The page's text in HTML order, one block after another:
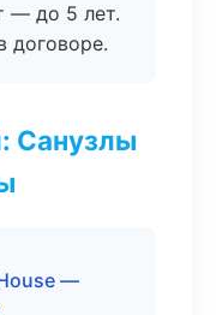
— до 5 лет.
договоре.
Санузлы
—